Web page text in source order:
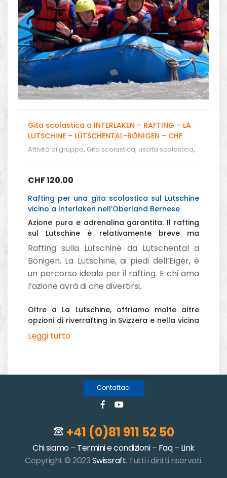
Gita scolastica a INTERLAKEN – RAFTING – LA
LUTSCHINE – LÜTSCHENTAL-BÖNIGEN – CHF
120.00
Attività di gruppo, Gita scolastica, uscita scolastica,
CHF120.00
Rafting per una gita scolastica sul Lutschine
vicino a Interlaken nell’Oberland Bernese
Azione pura e adrenalina garantita. Il rafting
sul Lutschine è relativamente breve ma
intenso per gli adolescenti che amano un po’
di azione.
Rafting sulla Lütschine da Lütschental a
Bönigen. La Lütschine, ai piedi dell’Eiger, è
un percorso ideale per il rafting. E chi ama
l’azione avrà di che divertirsi.
Oltre a La Lutschine, offriamo molte altre
opzioni di riverrafting in Svizzera e nella vicina
Francia.
Leggi tutto
Contattaci
+41 (0)81 911 52 50
Chi siamo– Termini e condizioni– Faq– Link
Copyright © 2023Swissraft. Tutti i diritti riservati.